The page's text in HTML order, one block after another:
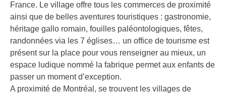
France. Le village offre tous les commerces de proximité
ainsi que de belles aventures touristiques : gastronomie,
héritage gallo romain, fouilles paléontologiques, fêtes,
randonnées via les 7 églises… un office de tourisme est
présent sur la place pour vous renseigner au mieux, un
espace ludique nommé la fabrique permet aux enfants de
passer un moment d’exception.
A proximité de Montréal, se trouvent les villages de